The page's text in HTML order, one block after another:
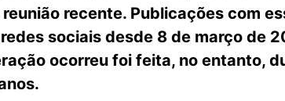
recente. Publicações com
sociais desde 8 de março de
ocorreu foi feita, no entanto,